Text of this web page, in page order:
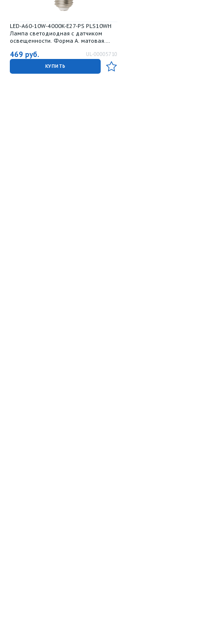
LED-A60-10W-4000K-E27-PS PLS10WH
Лампа светодиодная с датчиком
освещенности. Форма A. матовая.
469 руб. UL-00005710
КУПИТЬ